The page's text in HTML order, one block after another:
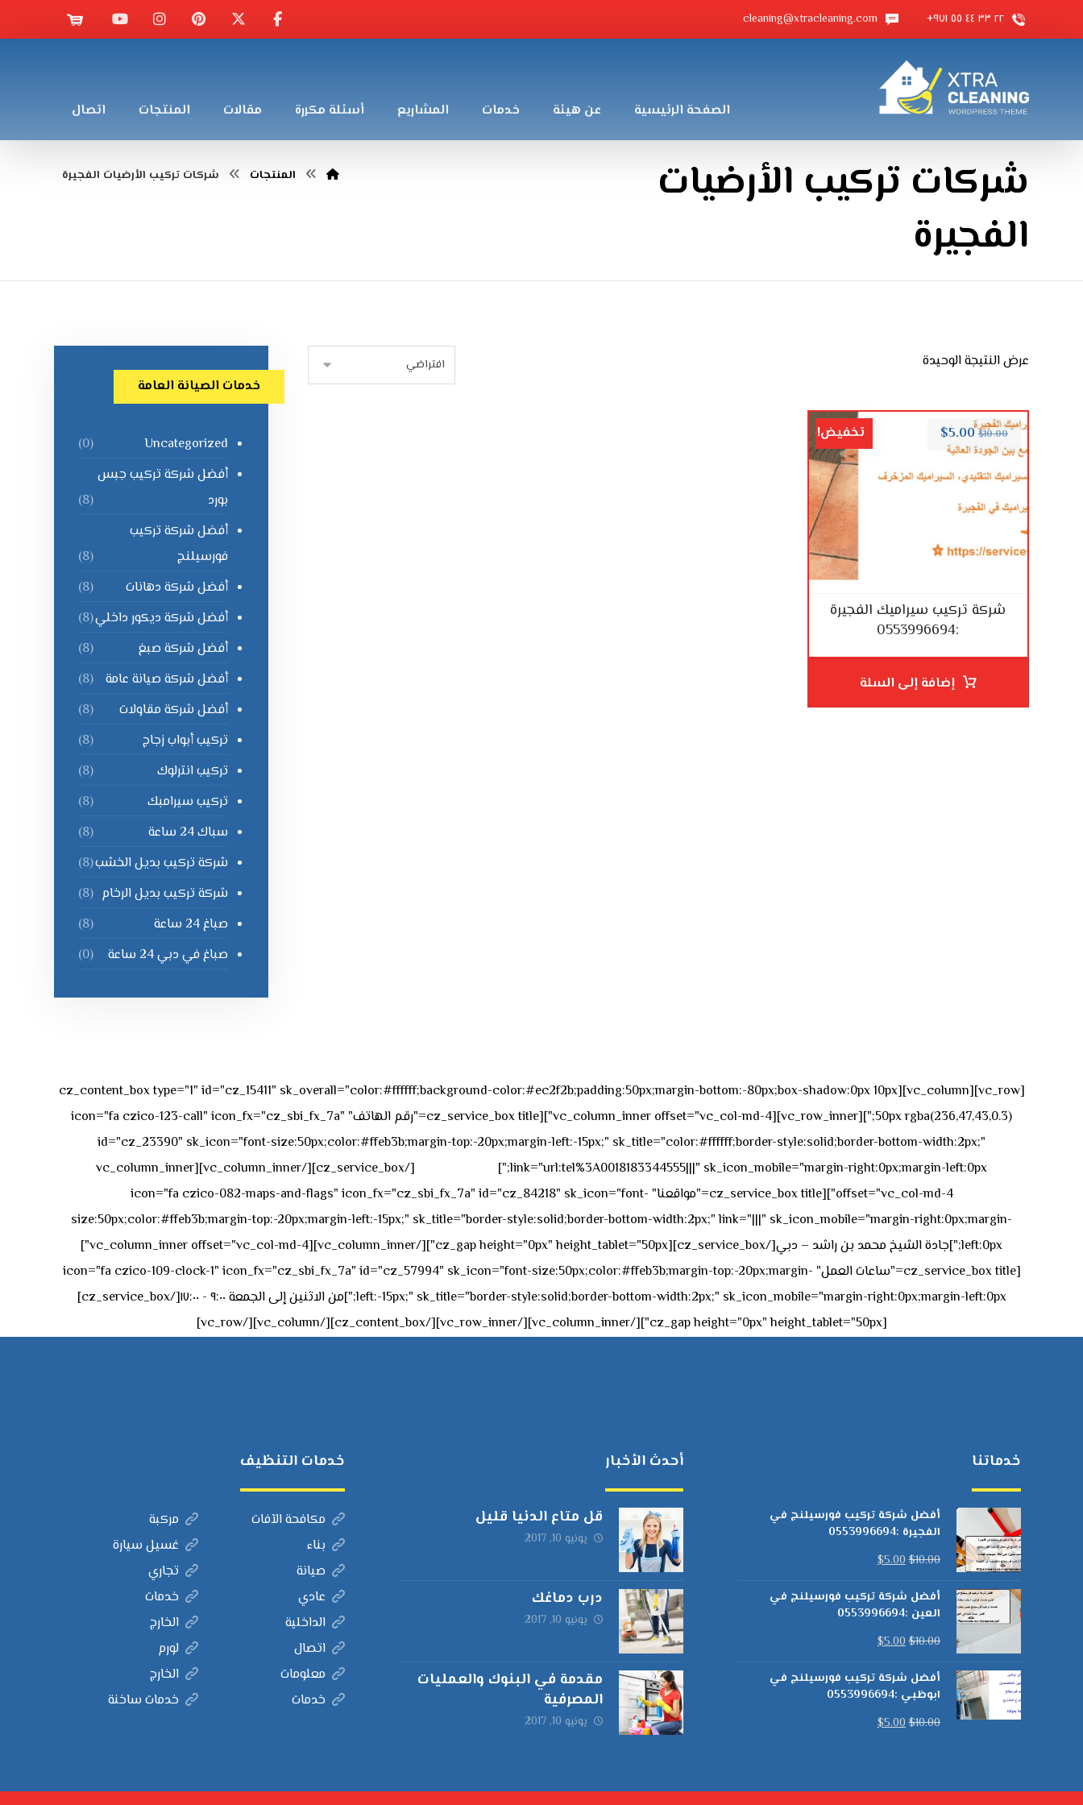
٢٢ ٣٣ ٤٤ ٥٥ ٩٧١+ cleaning@xtracleaning.com
الصفحة الرئيسية عن هيئة خدمات المشاريع أسئلة مكررة مقالات المنتجات اتصال
شركات تركيب الأرضيات
الفجيرة
المنتجات شركات تركيب الأرضيات الفجيرة
عرض النتيجة الوحيدة
شركة تركيب سيراميك الفجيرة
:0553996694
$10.00
$5.00 تخفيض!
إضافة إلى السلة
خدمات الصيانة العامة
Uncategorized
(0)
أفضل شركة تركيب جبس
بورد
(8)
أفضل شركة تركيب
فورسيلنج
(8)
أفضل شركة دهانات
(8)
أفضل شركة ديكور داخلي(8)
أفضل شركة صبغ
(8)
أفضل شركة صيانة عامة
(8)
أفضل شركة مقاولات
(8)
تركيب أبواب زجاج
(8)
تركيب انترلوك
(8)
تركيب سيرامبك
(8)
سباك 24 ساعة
(8)
شركة تركيب بديل الخشب(8)
شركة تركيب بديل الرخام (8)
صباغ 24 ساعة
(8)
صباغ في دبي 24 ساعة
(0)
[vc_row][vc_column][cz_content_box type="1" id="cz_15411" sk_overall="color:#ffffff;background-color:#ec2f2b;padding:50px;margin-bottom:-80px;box-shadow:0px 10px
50px rgba(236,47,43,0.3);"][vc_row_inner][vc_column_inner offset="vc_col-md-4"][cz_service_box title="رقم الهاتف" icon="fa czico-123-call" icon_fx="cz_sbi_fx_7a"
id="cz_23390" sk_icon="font-size:50px;color:#ffeb3b;margin-top:-20px;margin-left:-15px;" sk_title="color:#ffffff;border-style:solid;border-bottom-width:2px;"
link="url:tel%3A0018183344555|||" sk_icon_mobile="margin-right:0px;margin-left:0px;"]
[/cz_service_box][/vc_column_inner][vc_column_inner
offset="vc_col-md-4"][cz_service_box title="مواقعنا" icon="fa czico-082-maps-and-flags" icon_fx="cz_sbi_fx_7a" id="cz_84218" sk_icon="font-
size:50px;color:#ffeb3b;margin-top:-20px;margin-left:-15px;" sk_title="border-style:solid;border-bottom-width:2px;" link="|||" sk_icon_mobile="margin-right:0px;margin-
left:0px;"]جادة الشيخ محمد بن راشد – دبي[/cz_service_box][cz_gap height="0px" height_tablet="50px"][/vc_column_inner][vc_column_inner offset="vc_col-md-4"]
[cz_service_box title="ساعات العمل" icon="fa czico-109-clock-1" icon_fx="cz_sbi_fx_7a" id="cz_57994" sk_icon="font-size:50px;color:#ffeb3b;margin-top:-20px;margin-
left:-15px;" sk_title="border-style:solid;border-bottom-width:2px;" sk_icon_mobile="margin-right:0px;margin-left:0px;"]من الاثنين إلى الجمعة ٩:٠٠ - ١٧:٠٠[/cz_service_box]
[cz_gap height="0px" height_tablet="50px"][/vc_column_inner][/vc_row_inner][/cz_content_box][/vc_column][/vc_row]
خدماتنا
أفضل شركة تركيب فورسيلنج في
الفجيرة :0553996694
$10.00
$5.00
أفضل شركة تركيب فورسيلنج في
العين :0553996694
$10.00
$5.00
أفضل شركة تركيب فورسيلنج في
ابوظبي :0553996694
$10.00
$5.00
أحدث الأخبار
قل متاع الدنيا قليل
يونيو 10, 2017
درب دماغك
يونيو 10, 2017
مقدمة في البنوك والعمليات
المصرفية
يونيو 10, 2017
خدمات التنظيف
مكافحة الآفات
مركبة
بناء
غسيل سيارة
صيانة
تجاري
عادي
خدمات
الداخلية
الخارج
اتصال
لورم
معلومات
الخارج
خدمات
خدمات ساخنة